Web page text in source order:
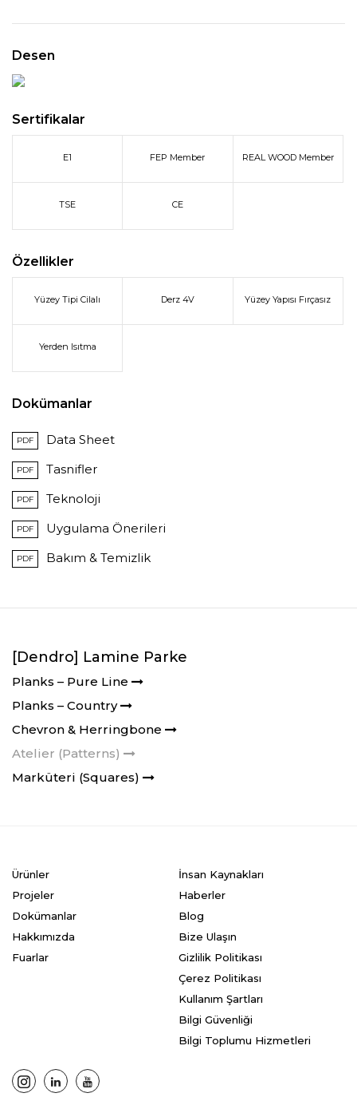
Desen
Sertifikalar
E1 FEP Member REAL WOOD Member
TSE CE
Özellikler
Yüzey Tipi Cilalı Derz 4V Yüzey Yapısı Fırçasız
Yerden Isıtma
Dokümanlar
PDF Data Sheet
PDF Tasnifler
PDF Teknoloji
PDF Uygulama Önerileri
PDF Bakım & Temizlik
[Dendro] Lamine Parke
Planks – Pure Line
Planks – Country
Chevron & Herringbone
Atelier (Patterns)
Marküteri (Squares)
Ürünler
Projeler
Dokümanlar
Hakkımızda
Fuarlar
İnsan Kaynakları
Haberler
Blog
Bize Ulaşın
Gizlilik Politikası
Çerez Politikası
Kullanım Şartları
Bilgi Güvenliği
Bilgi Toplumu Hizmetleri